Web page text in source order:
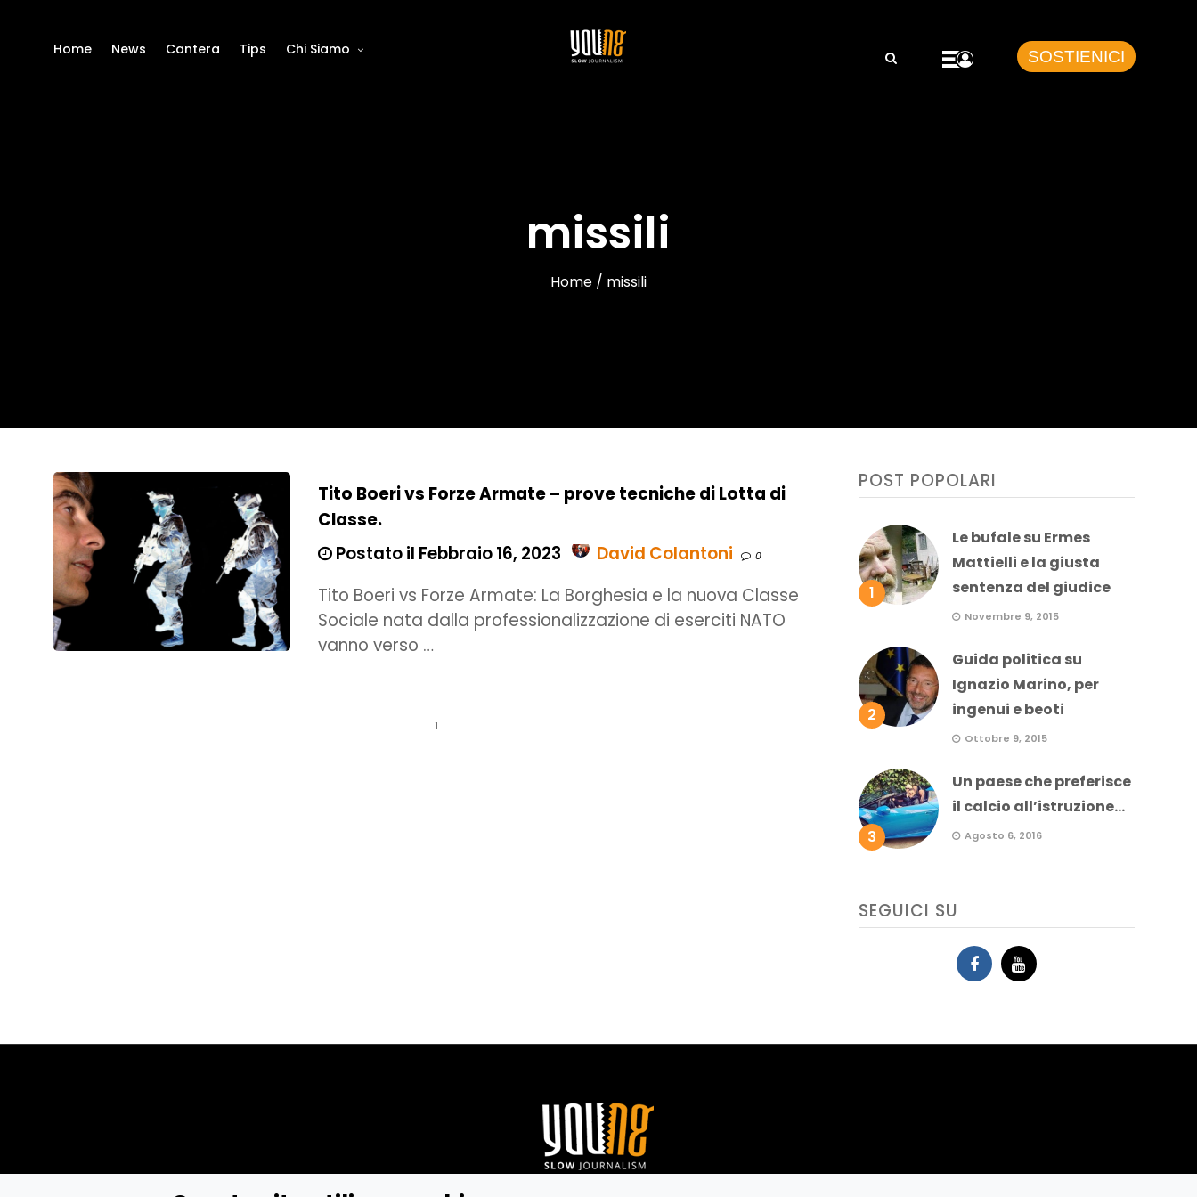
Home News Cantera Tips Chi Siamo SOSTIENICI
missili
Home / missili
Tito Boeri vs Forze Armate – prove tecniche di Lotta di
Classe.
Postato il Febbraio 16, 2023
David Colantoni 0
Tito Boeri vs Forze Armate: La Borghesia e la nuova Classe
Sociale nata dalla professionalizzazione di eserciti NATO
vanno verso …
1
POST POPOLARI
1
Le bufale su Ermes
Mattielli e la giusta
sentenza del giudice
Novembre 9, 2015
2
Guida politica su
Ignazio Marino, per
ingenui e beoti
Ottobre 9, 2015
3
Un paese che preferisce
il calcio all’istruzione...
Agosto 6, 2016
SEGUICI SU